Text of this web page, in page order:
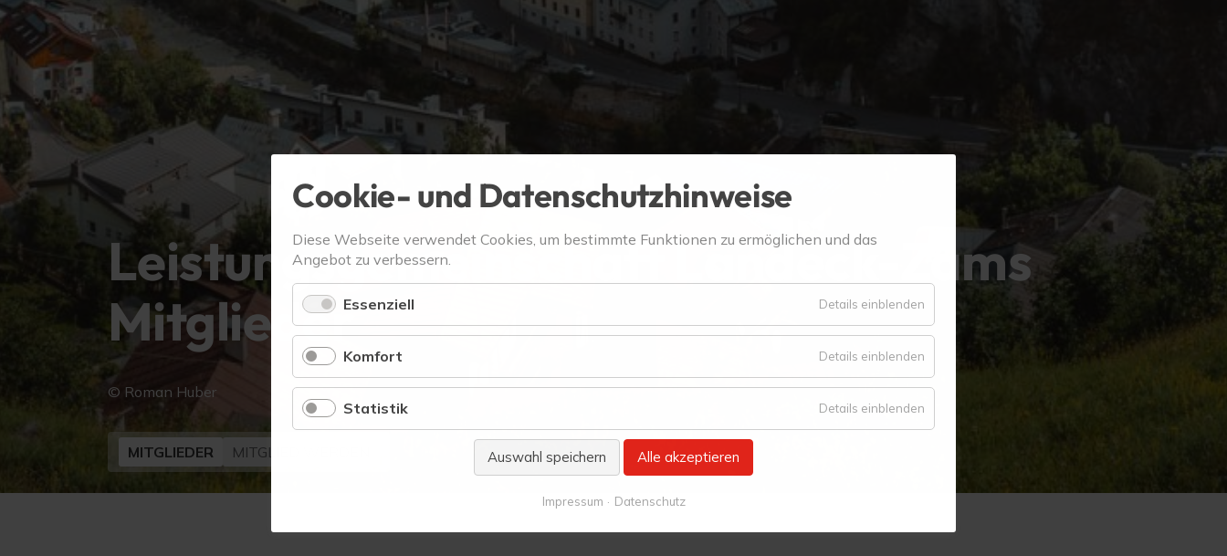
Leistungsgemeinschaft Landeck-Zams
Mitglieder
© Roman Huber
MITGLIEDER MITGLIED WERDEN
Cookie- und Datenschutzhinweise
Diese Webseite verwendet Cookies, um bestimmte Funktionen zu ermöglichen und das
Angebot zu verbessern.
Essenziell Details einblenden
Essenziell
Komfort Details einblenden
Komfort
Statistik Details einblenden
Statistik
Auswahl speichern Alle akzeptieren
Impressum Datenschutz